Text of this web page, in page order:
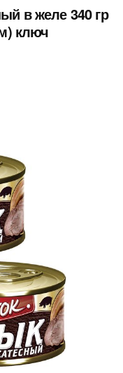
в желе 340 гр
ключ